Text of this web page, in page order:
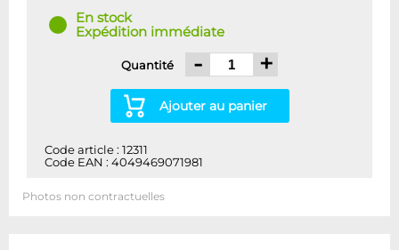
En stock
Expédition immédiate
Quantité - +
Ajouter au panier
Code article : 12311
Code EAN : 4049469071981
Photos non contractuelles